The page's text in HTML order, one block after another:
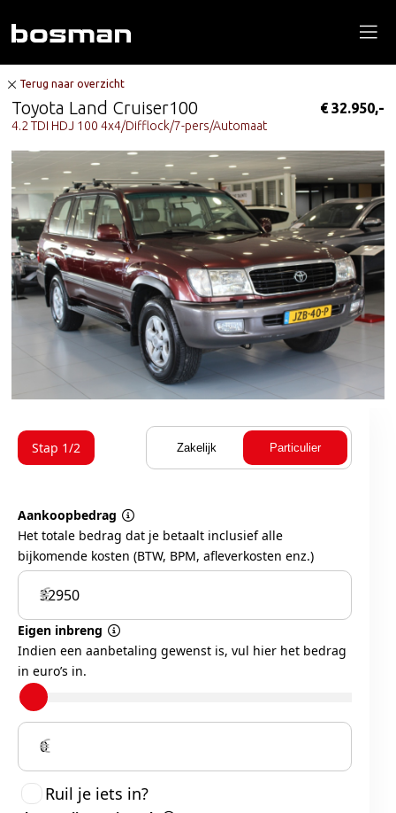
Toyota Land Cruiser100 € 32.950,-
4.2 TDI HDJ 100 4x4/Difflock/7-pers/Automaat
Terug naar overzicht